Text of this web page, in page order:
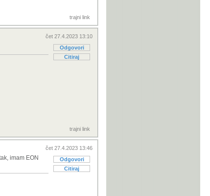
trajni link
čet 27.4.2023 13:10
Odgovori
Citiraj
trajni link
čet 27.4.2023 13:46
Odgovori
Citiraj
imam EON